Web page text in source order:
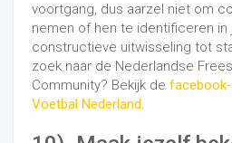
voortgang, dus aarzel niet om
nemen of hen te identificeren in
constructieve uitwisseling tot
zoek naar de Nederlandse
Community? Bekijk de
Voetbal Nederland.